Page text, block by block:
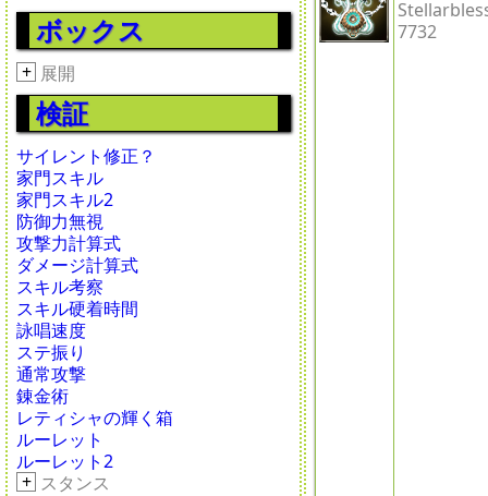
ボックス
+ 展開
検証
サイレント修正？
家門スキル
家門スキル2
防御力無視
攻撃力計算式
ダメージ計算式
スキル考察
スキル硬着時間
詠唱速度
ステ振り
通常攻撃
錬金術
レティシャの輝く箱
ルーレット
ルーレット2
+ スタンス
7732